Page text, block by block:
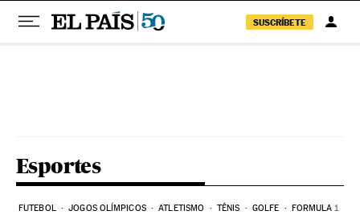
SUSCRÍBETE
Esportes
FUTEBOL JOGOS OLÍMPICOS ATLETISMO TÊNIS GOLFE FORMULA 1